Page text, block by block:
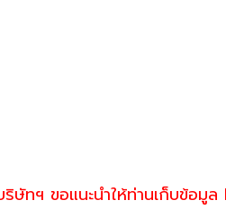
ริษัทฯ ขอแนะนำให้ท่านเก็บ